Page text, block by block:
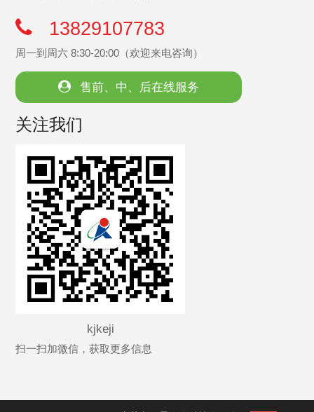
13829107783
周一到周六 8:30-20:00（欢迎来电咨询）
售前、中、后在线服务
关注我们
kjkeji
扫一扫加微信，获取更多信息